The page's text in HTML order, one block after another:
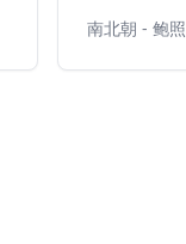
南北朝 - 鲍照